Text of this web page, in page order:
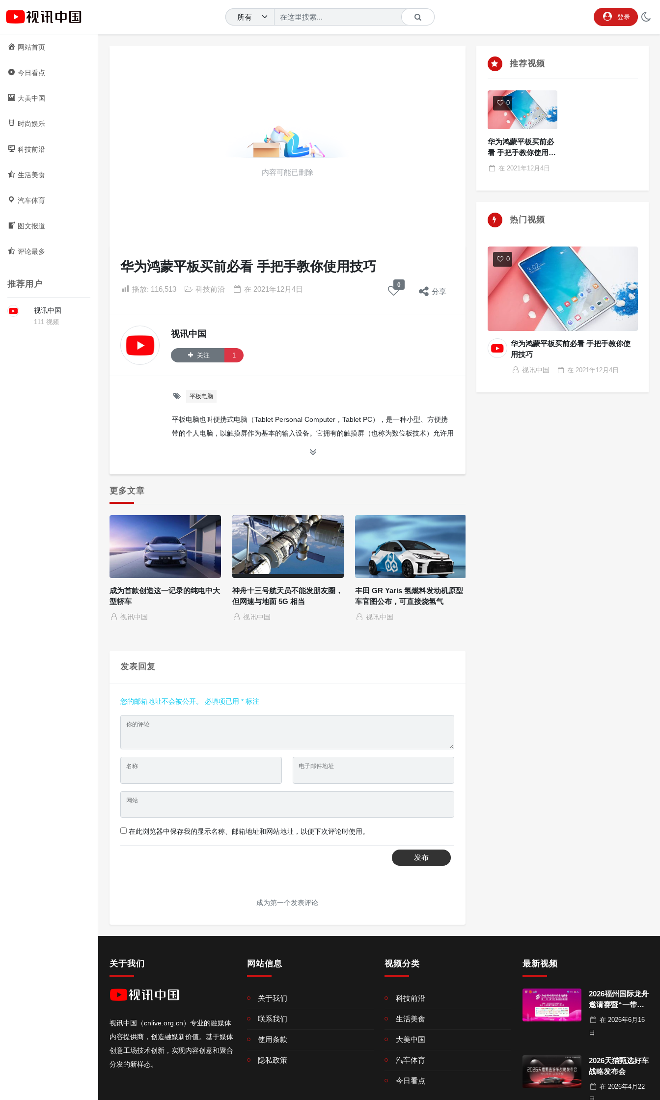
登录
网站首页
今日看点
大美中国
时尚娱乐
科技前沿
生活美食
汽车体育
图文报道
评论最多
推荐用户
视讯中国
111 视频
华为鸿蒙平板买前必看 手把手教你使用技巧
播放: 116,513 科技前沿 在 2021年12月4日 0
分享
视讯中国
关注 1
平板电脑
平板电脑也叫便携式电脑（Tablet Personal Computer，Tablet PC），是一种小型、方便携
带的个人电脑，以触摸屏作为基本的输入设备。它拥有的触摸屏（也称为数位板技术）允许用
更多文章
成为首款创造这一记录的纯电中大
型轿车
视讯中国
神舟十三号航天员不能发朋友圈，
但网速与地面 5G 相当
视讯中国
丰田 GR Yaris 氢燃料发动机原型
车官图公布，可直接烧氢气
视讯中国
发表回复
您的邮箱地址不会被公开。 必填项已用 * 标注
你的评论
名称 电子邮件地址
网站
在此浏览器中保存我的显示名称、邮箱地址和网站地址，以便下次评论时使用。
发布
成为第一个发表评论
推荐视频
0
华为鸿蒙平板买前必
看 手把手教你使用技
巧
在 2021年12月4日
热门视频
0
华为鸿蒙平板买前必看 手把手教你使
用技巧
视讯中国 在 2021年12月4日
关于我们
视讯中国（cnlive.org.cn）专业的融媒体
内容提供商，创造融媒新价值。基于媒体
创意工场技术创新，实现内容创意和聚合
分发的新样态。
网站信息
关于我们
联系我们
使用条款
隐私政策
视频分类
科技前沿
生活美食
大美中国
汽车体育
今日看点
最新视频
2026福州国际龙舟
邀请赛暨“一带一
路”青年龙舟国际
在 2026年6月16
日
2026天猫甄选好车
战略发布会
在 2026年4月22